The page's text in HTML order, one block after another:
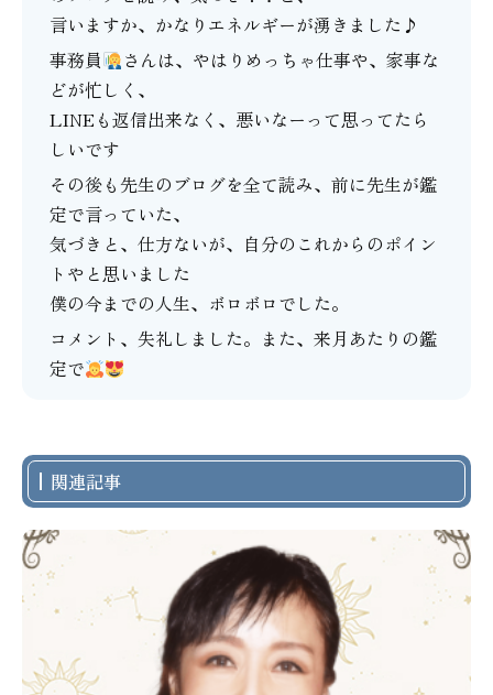
言いますか、かなりエネルギーが湧きました♪
事務員
さんは、やはりめっちゃ仕事や、家事な
どが忙しく、
LINEも返信出来なく、悪いなーって思ってたら
しいです
その後も先生のブログを全て読み、前に先生が鑑
定で言っていた、
気づきと、仕方ないが、自分のこれからのポイン
トやと思いました
僕の今までの人生、ボロボロでした。
コメント、失礼しました。また、来月あたりの鑑
定で
関連記事